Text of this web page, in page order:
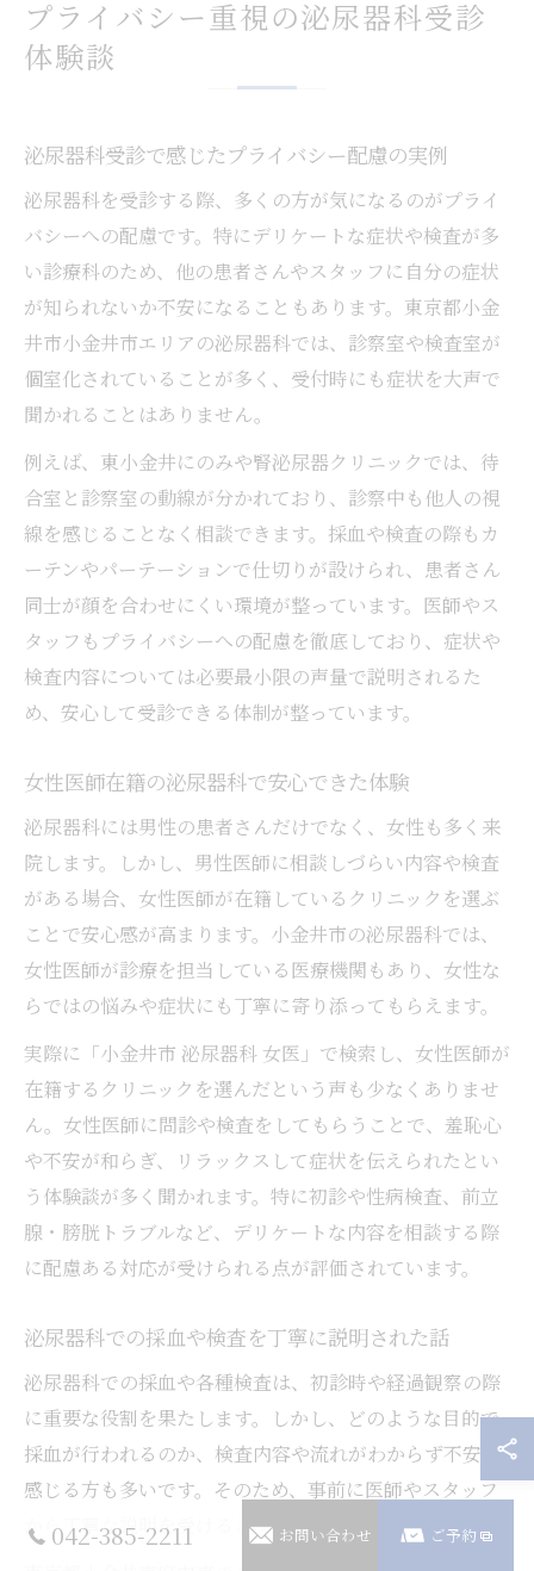
プライバシー重視の泌尿器科受診
体験談
泌尿器科受診で感じたプライバシー配慮の実例
泌尿器科を受診する際、多くの方が気になるのがプライ
バシーへの配慮です。特にデリケートな症状や検査が多
い診療科のため、他の患者さんやスタッフに自分の症状
が知られないか不安になることもあります。東京都小金
井市小金井市エリアの泌尿器科では、診察室や検査室が
個室化されていることが多く、受付時にも症状を大声で
聞かれることはありません。
例えば、東小金井にのみや腎泌尿器クリニックでは、待
合室と診察室の動線が分かれており、診察中も他人の視
線を感じることなく相談できます。採血や検査の際もカ
ーテンやパーテーションで仕切りが設けられ、患者さん
同士が顔を合わせにくい環境が整っています。医師やス
タッフもプライバシーへの配慮を徹底しており、症状や
検査内容については必要最小限の声量で説明されるた
め、安心して受診できる体制が整っています。
女性医師在籍の泌尿器科で安心できた体験
泌尿器科には男性の患者さんだけでなく、女性も多く来
院します。しかし、男性医師に相談しづらい内容や検査
がある場合、女性医師が在籍しているクリニックを選ぶ
ことで安心感が高まります。小金井市の泌尿器科では、
女性医師が診療を担当している医療機関もあり、女性な
らではの悩みや症状にも丁寧に寄り添ってもらえます。
実際に「小金井市 泌尿器科 女医」で検索し、女性医師が
在籍するクリニックを選んだという声も少なくありませ
ん。女性医師に問診や検査をしてもらうことで、羞恥心
や不安が和らぎ、リラックスして症状を伝えられたとい
う体験談が多く聞かれます。特に初診や性病検査、前立
腺・膀胱トラブルなど、デリケートな内容を相談する際
に配慮ある対応が受けられる点が評価されています。
泌尿器科での採血や検査を丁寧に説明された話
泌尿器科での採血や各種検査は、初診時や経過観察の際
に重要な役割を果たします。しかし、どのような目的で
採血が行われるのか、検査内容や流れがわからず不安を
感じる方も多いです。そのため、事前に医師やスタッフ
から丁寧な説明を受けることが安心につながります。
042-385-2211 お問い合わせ ご予約